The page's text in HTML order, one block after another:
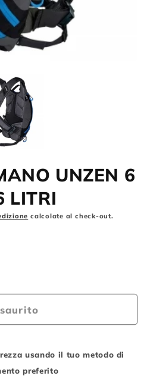
UNZEN 6
LITRI
calcolate al check-out.
usando il tuo metodo di
preferito